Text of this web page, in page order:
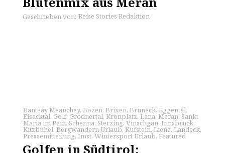
Geschrieben von: Reise Stories Redaktion
Banteay Meanchey, Bozen, Brixen, Bruneck, Eggental,
Eisacktal, Golf, Grödnertal, Kronplatz, Lana, Meran, Sankt
Maria im Pein, Schenna, Sterzing, Vinschgau, Innsbruck,
Kitzbühel, Bergwandern Urlaub, Kufstein, Lienz, Landeck,
Pressemitteilung, Imst, Wintersport Urlaub, Featured
Golfen in Südtirol: